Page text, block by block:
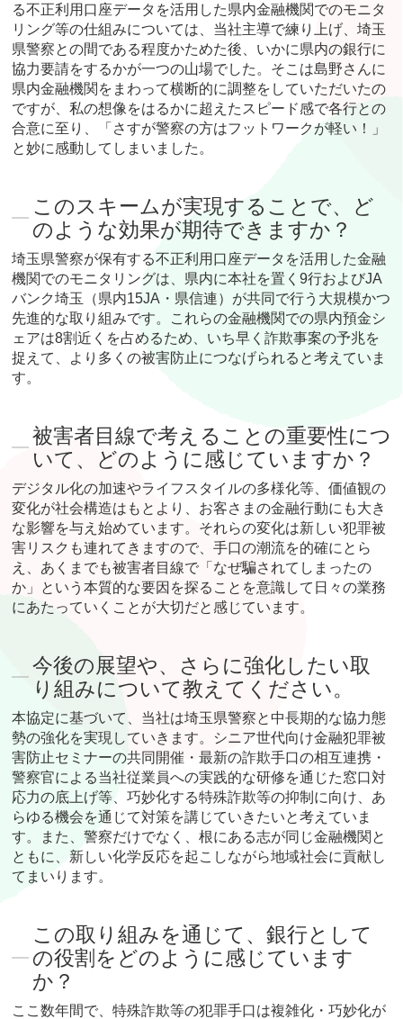
る不正利用口座データを活用した県内金融機関でのモニタ
リング等の仕組みについては、当社主導で練り上げ、埼玉
県警察との間である程度かためた後、いかに県内の銀行に
協力要請をするかが一つの山場でした。そこは島野さんに
県内金融機関をまわって横断的に調整をしていただいたの
ですが、私の想像をはるかに超えたスピード感で各行との
合意に至り、「さすが警察の方はフットワークが軽い！」
と妙に感動してしまいました。
このスキームが実現することで、ど
のような効果が期待できますか？
埼玉県警察が保有する不正利用口座データを活用した金融
機関でのモニタリングは、県内に本社を置く9行およびJA
バンク埼玉（県内15JA・県信連）が共同で行う大規模かつ
先進的な取り組みです。これらの金融機関での県内預金シ
ェアは8割近くを占めるため、いち早く詐欺事案の予兆を
捉えて、より多くの被害防止につなげられると考えていま
す。
被害者目線で考えることの重要性につ
いて、どのように感じていますか？
デジタル化の加速やライフスタイルの多様化等、価値観の
変化が社会構造はもとより、お客さまの金融行動にも大き
な影響を与え始めています。それらの変化は新しい犯罪被
害リスクも連れてきますので、手口の潮流を的確にとら
え、あくまでも被害者目線で「なぜ騙されてしまったの
か」という本質的な要因を探ることを意識して日々の業務
にあたっていくことが大切だと感じています。
今後の展望や、さらに強化したい取
り組みについて教えてください。
本協定に基づいて、当社は埼玉県警察と中長期的な協力態
勢の強化を実現していきます。シニア世代向け金融犯罪被
害防止セミナーの共同開催・最新の詐欺手口の相互連携・
警察官による当社従業員への実践的な研修を通じた窓口対
応力の底上げ等、巧妙化する特殊詐欺等の抑制に向け、あ
らゆる機会を通じて対策を講じていきたいと考えていま
す。また、警察だけでなく、根にある志が同じ金融機関と
ともに、新しい化学反応を起こしながら地域社会に貢献し
てまいります。
この取り組みを通じて、銀行として
の役割をどのように感じています
か？
ここ数年間で、特殊詐欺等の犯罪手口は複雑化・巧妙化が